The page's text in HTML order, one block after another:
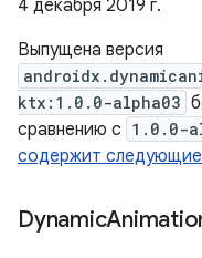
4 декабря 2019 г.
Выпущена версия
ktx:1.0.0-alpha03
сравнению с 1.0.0-
содержит
Dynamic